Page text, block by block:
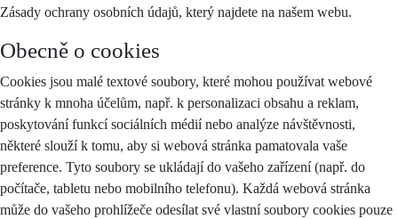
Zásady ochrany osobních údajů, který najdete na našem webu.
Obecně o cookies
Cookies jsou malé textové soubory, které mohou používat webové
stránky k mnoha účelům, např. k personalizaci obsahu a reklam,
poskytování funkcí sociálních médií nebo analýze návštěvnosti,
některé slouží k tomu, aby si webová stránka pamatovala vaše
preference. Tyto soubory se ukládají do vašeho zařízení (např. do
počítače, tabletu nebo mobilního telefonu). Každá webová stránka
může do vašeho prohlížeče odesílat své vlastní soubory cookies pouze